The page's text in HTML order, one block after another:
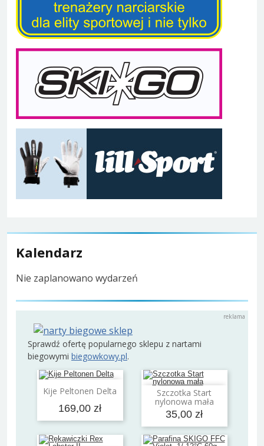
Kalendarz
Nie zaplanowano wydarzeń
Sprawdź ofertę popularnego sklepu z nartami
biegowymi biegowkowy.pl.
Kije Peltonen Delta
169,00 zł
Dodaj do koszyka Szczotka Start
nylonowa mała
35,00 zł
Dodaj do koszyka